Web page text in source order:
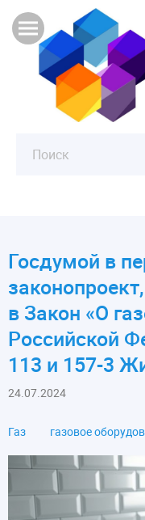
Госдумой в
в Закон «О
Российской
113 и 157-3
24.07.2024
Газ газовое